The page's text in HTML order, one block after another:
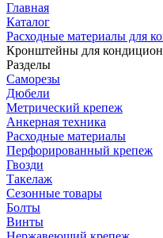
Главная
Каталог
Расходные материалы для
Кронштейны для
Разделы
Саморезы
Дюбели
Метрический крепеж
Анкерная техника
Расходные материалы
Перфорированный крепеж
Гвозди
Такелаж
Сезонные товары
Болты
Винты